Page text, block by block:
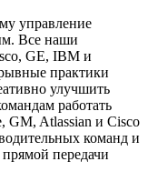
управление
Все наши
GE, IBM и
практики
улучшить
работать
GM, Atlassian и Cisco
команд и
передачи